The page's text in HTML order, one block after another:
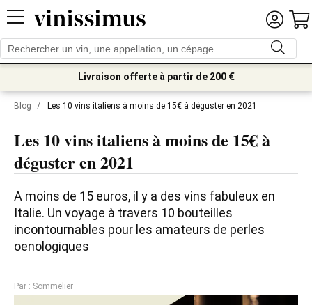
Livraison offerte à partir de 200 €
Blog / Les 10 vins italiens à moins de 15€ à déguster en 2021
Les 10 vins italiens à moins de 15€ à
déguster en 2021
A moins de 15 euros, il y a des vins fabuleux en
Italie. Un voyage à travers 10 bouteilles
incontournables pour les amateurs de perles
oenologiques
Par : Sommelier